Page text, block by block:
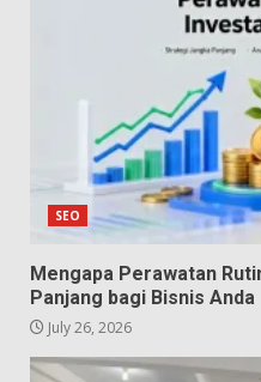
SEO
Mengapa Perawatan
Panjang bagi Bisnis Anda
July 26, 2026